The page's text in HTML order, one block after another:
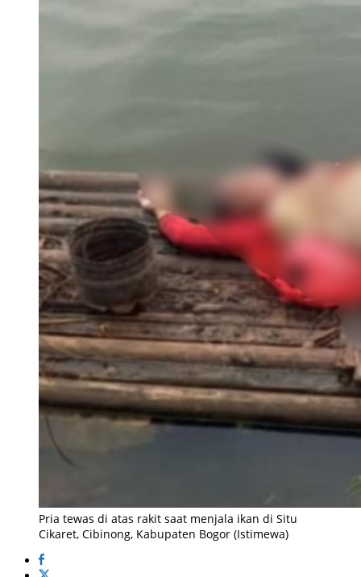
Pria tewas di atas rakit saat menjala ikan di Situ
Cikaret, Cibinong, Kabupaten Bogor (Istimewa)